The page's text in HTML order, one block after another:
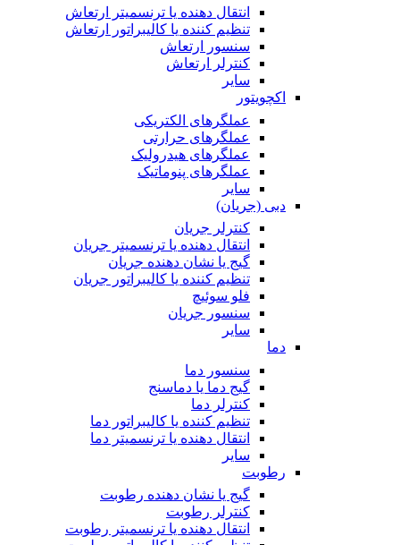
انتقال دهنده یا ترنسمیتر ارتعاش
تنظیم کننده یا کالیبراتور ارتعاش
سنسور ارتعاش
کنترلر ارتعاش
سایر
اکچویتور
عملگرهای الکتریکی
عملگرهای حرارتی
عملگرهای هیدرولیک
عملگرهای پنوماتیک
سایر
دبی (جریان)
کنترلر جریان
انتقال دهنده یا ترنسمیتر جریان
گیج یا نشان دهنده جریان
تنظیم کننده یا کالیبراتور جریان
فلو سوئیچ
سنسور جریان
سایر
دما
سنسور دما
گیج دما یا دماسنج
کنترلر دما
تنظیم کننده یا کالیبراتور دما
انتقال دهنده یا ترنسمیتر دما
سایر
رطوبت
گیج یا نشان دهنده رطوبت
کنترلر رطوبت
انتقال دهنده یا ترنسمیتر رطوبت